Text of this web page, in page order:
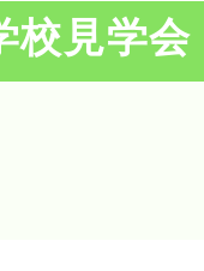
校見学